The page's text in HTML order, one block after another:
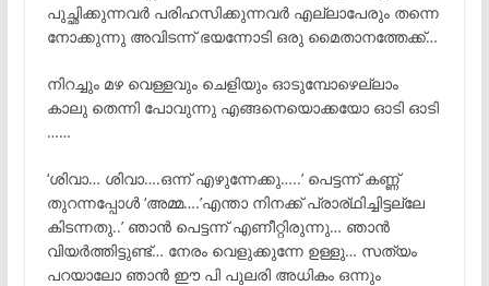
പുച്ഛിക്കുന്നവർ പരിഹസിക്കുന്നവർ എല്ലാപേരും തന്നെ
നോക്കുന്നു അവിടന്ന് ഭയന്നോടി ഒരു മൈതാനത്തേക്ക്…
നിറച്ചും മഴ വെള്ളവും ചെളിയും ഓടുമ്പോഴെല്ലാം
കാലു തെന്നി പോവുന്നു എങ്ങനെയൊക്കയോ ഓടി ഓടി
……
‘ശിവാ… ശിവാ….ഒന്ന് എഴുന്നേക്കു…..’ പെട്ടന്ന് കണ്ണ്
തുറന്നപ്പോൾ ‘അമ്മ….’എന്താ നിനക്ക് പ്രാര്ഥിച്ചിട്ടല്ലേ
കിടന്നതു..’ ഞാൻ പെട്ടന്ന് എണീറ്റിരുന്നു… ഞാൻ
വിയർത്തിട്ടുണ്ട്… നേരം വെളുക്കുന്നേ ഉള്ളു… സത്യം
പറയാലോ ഞാൻ ഈ പി പുലരി അധികം ഒന്നും